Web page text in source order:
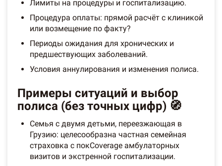
Лимиты на процедуры и госпитализацию.
Процедура оплаты: прямой расчёт с клиникой
или возмещение по факту?
Периоды ожидания для хронических и
предшествующих заболеваний.
Условия аннулирования и изменения полиса.
Примеры ситуаций и выбор
полиса (без точных цифр) 🧭
Семья с двумя детьми, переезжающая в
Грузию: целесообразна частная семейная
страховка с покCoverage амбулаторных
визитов и экстренной госпитализации.